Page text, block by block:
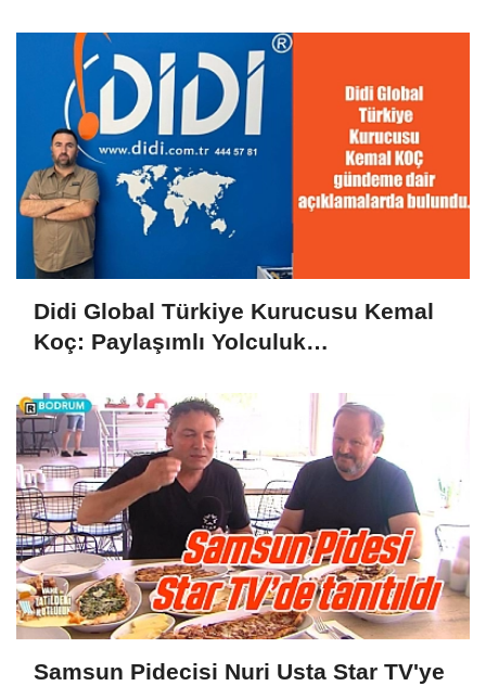
Didi Global Türkiye Kurucusu Kemal
Koç: Paylaşımlı Yolculuk
Samsun Pidecisi Nuri Usta Star TV'ye